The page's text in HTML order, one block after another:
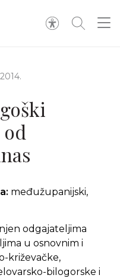
međužupanijski,
odgajateljima
u osnovnim i
križevačke,
bilogorske i